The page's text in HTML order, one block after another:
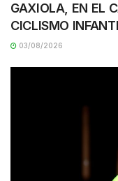
GAXIOLA, EN EL
CICLISMO
03/08/2026